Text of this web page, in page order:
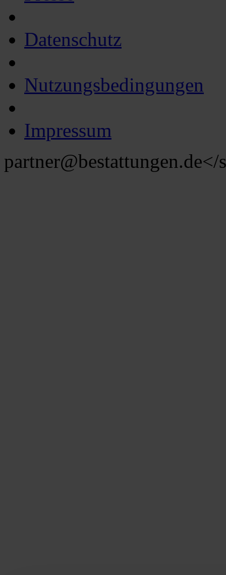
Datenschutz
Nutzungsbedingungen
Impressum
partner@bestattungen.de</